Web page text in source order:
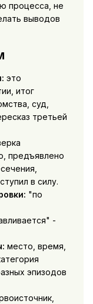
процесса, не
выводов
это
итог
суд,
третьей
предъявлено
в силу.
"по
-
место, время,
эпизодов